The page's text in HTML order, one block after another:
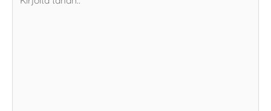
tähän..